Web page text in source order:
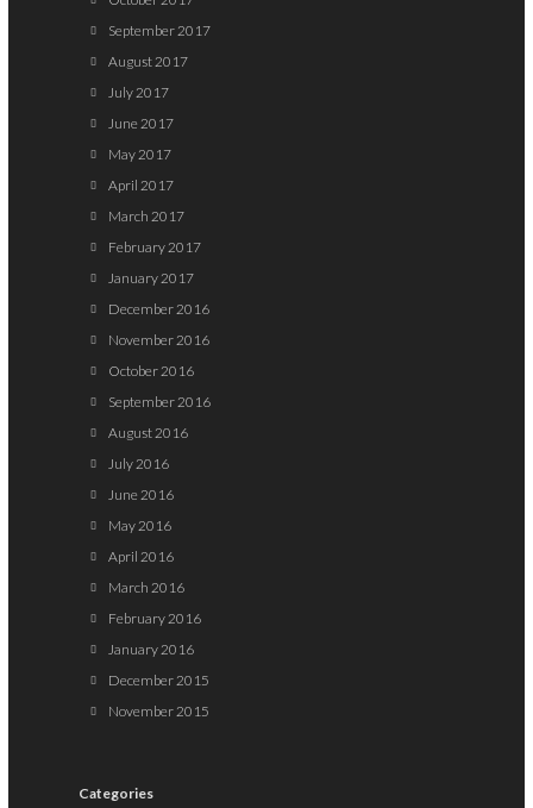
September 2017
August 2017
July 2017
June 2017
May 2017
April 2017
March 2017
February 2017
January 2017
December 2016
November 2016
October 2016
September 2016
August 2016
July 2016
June 2016
May 2016
April 2016
March 2016
February 2016
January 2016
December 2015
November 2015
Categories